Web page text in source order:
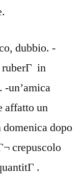
dubbio. -
ruberГ in
-un’amica
affatto un
dopo
crepuscolo
.